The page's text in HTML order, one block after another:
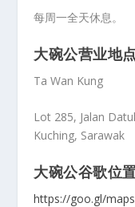
每周一全天休息。
大碗公营业地
Ta Wan Kung
Lot 285, Jalan
Kuching, Sarawak
大碗公谷歌位
https://goo.gl/